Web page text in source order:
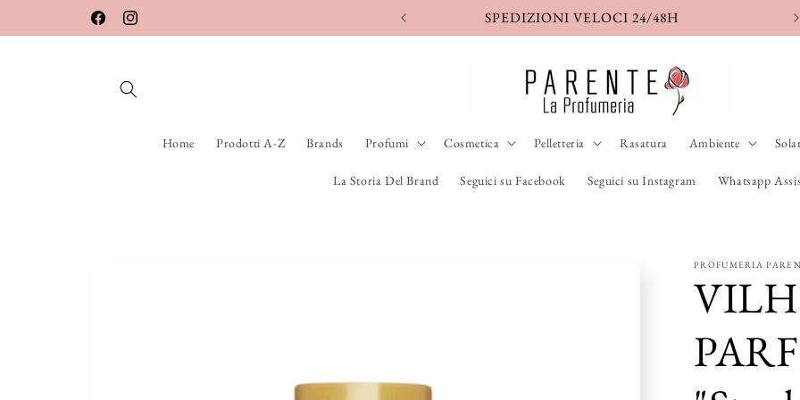
direttamente
ai contenuti
FacebookInstagram SPEDIZIONE ASSICURATA
Home Prodotti A-Z Brands Profumi Cosmetica Pelletteria Rasatura Ambiente
La Storia Del Brand Seguici su Facebook Seguici su Instagram Whatsapp
PROFUMERIA